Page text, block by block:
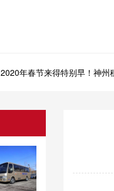
2020年春节来得特别早！神州